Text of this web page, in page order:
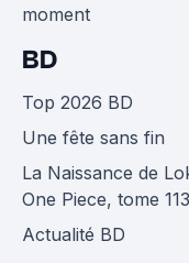
moment
BD
Top 2026 BD
Une fête sans fin
La Naissance de
One Piece, tome 113
Actualité BD